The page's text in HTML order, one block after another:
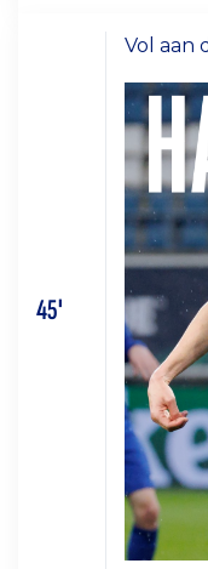
45'
Vol aan